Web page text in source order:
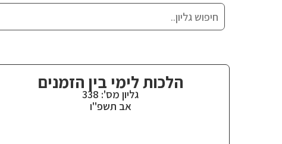
הלכות לימי בין הזמנים
גליון מס': 338
אב תשפ"ו